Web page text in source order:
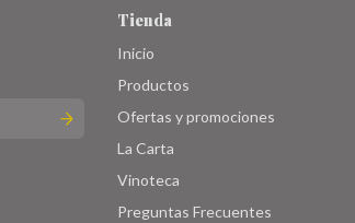
Tienda
Inicio
Productos
Ofertas y promociones
La Carta
Vinoteca
Preguntas Frecuentes